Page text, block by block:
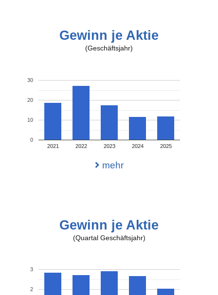
Gewinn je Aktie
(Geschäftsjahr)
2021 2022 2023 2024 2025
0
10
20
30
mehr
Gewinn je Aktie
(Quartal Geschäftsjahr)
2
3